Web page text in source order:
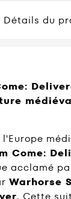
Détails du
l'Europe
Come:
acclamé
Warhorse